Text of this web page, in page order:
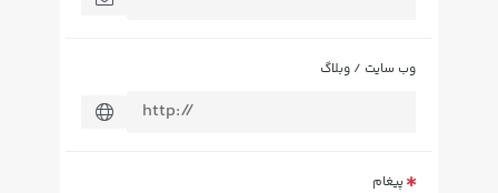
وب سایت / وبلاگ
پیغام